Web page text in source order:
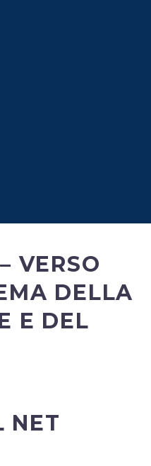
VERSO
DELLA
E DEL
NET